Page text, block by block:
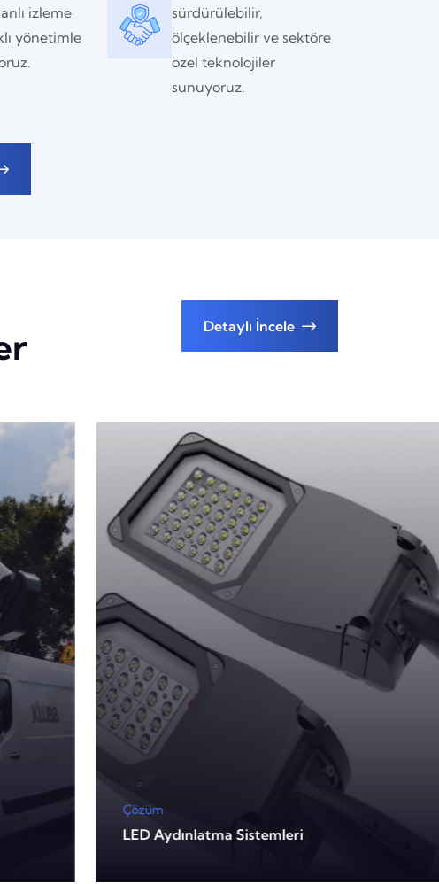
izleme
yönetimle
sürdürülebilir,
ölçeklenebilir ve sektöre
özel teknolojiler
sunuyoruz.
Detaylı İncele
Çözüm
LED Aydınlatma Sistemleri